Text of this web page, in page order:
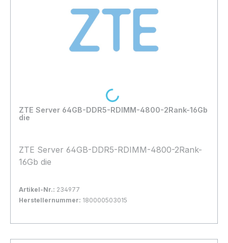
ZTE Server 64GB-DDR5-RDIMM-4800-2Rank-16Gb
die
ZTE Server 64GB-DDR5-RDIMM-4800-2Rank-
16Gb die
Artikel-Nr.: 234977
Herstellernummer: 180000503015
In den Warenkorb
Loading...